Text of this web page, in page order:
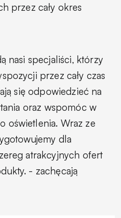
przez cały okres
nasi specjaliści, którzy
przez cały czas
się odpowiedzieć na
oraz wspomóc w
oświetlenia. Wraz ze
dla
atrakcyjnych ofert
- zachęcają